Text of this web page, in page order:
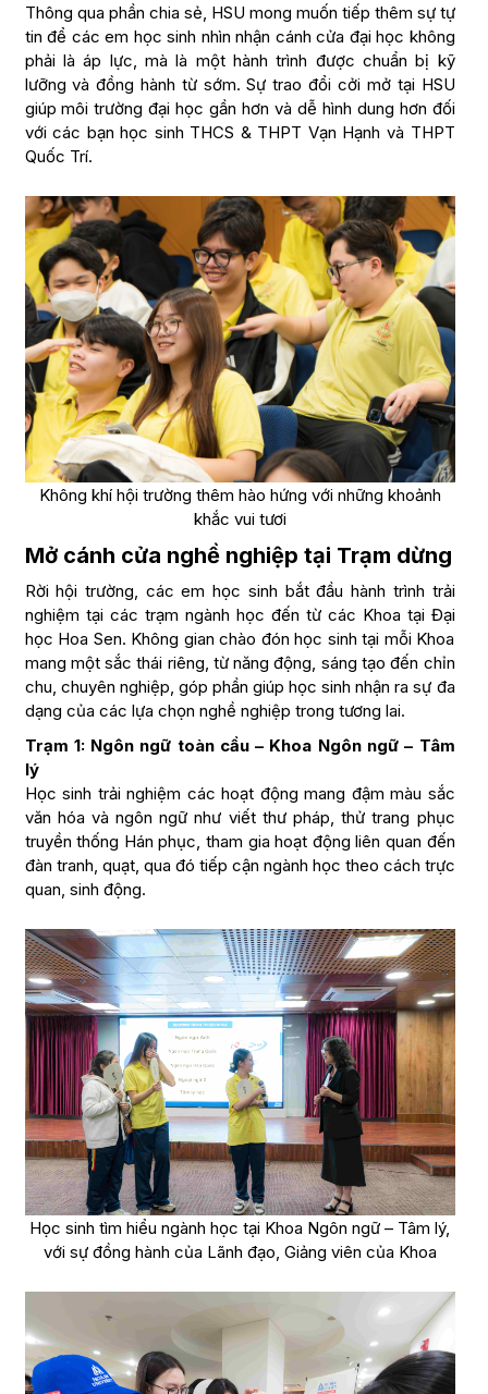
Thông qua phần chia sẻ, HSU mong muốn tiếp thêm sự tự
tin để các em học sinh nhìn nhận cánh cửa đại học không
phải là áp lực, mà là một hành trình được chuẩn bị kỹ
lưỡng và đồng hành từ sớm. Sự trao đổi cởi mở tại HSU
giúp môi trường đại học gần hơn và dễ hình dung hơn đối
với các bạn học sinh THCS & THPT Vạn Hạnh và THPT
Quốc Trí.
Không khí hội trường thêm hào hứng với những khoảnh
khắc vui tươi
Mở cánh cửa nghề nghiệp tại Trạm dừng
Rời hội trường, các em học sinh bắt đầu hành trình trải
nghiệm tại các trạm ngành học đến từ các Khoa tại Đại
học Hoa Sen. Không gian chào đón học sinh tại mỗi Khoa
mang một sắc thái riêng, từ năng động, sáng tạo đến chỉn
chu, chuyên nghiệp, góp phần giúp học sinh nhận ra sự đa
dạng của các lựa chọn nghề nghiệp trong tương lai.
Trạm 1: Ngôn ngữ toàn cầu – Khoa Ngôn ngữ – Tâm
lý
Học sinh trải nghiệm các hoạt động mang đậm màu sắc
văn hóa và ngôn ngữ như viết thư pháp, thử trang phục
truyền thống Hán phục, tham gia hoạt động liên quan đến
đàn tranh, quạt, qua đó tiếp cận ngành học theo cách trực
quan, sinh động.
Học sinh tìm hiểu ngành học tại Khoa Ngôn ngữ – Tâm lý,
với sự đồng hành của Lãnh đạo, Giảng viên của Khoa